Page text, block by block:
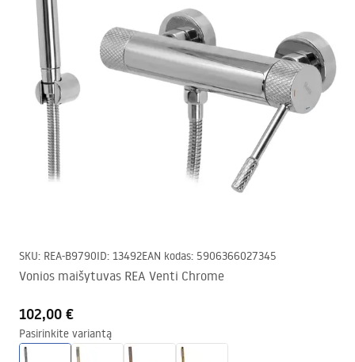
SKU: REA-B9790ID: 13492EAN kodas: 5906366027345
Vonios maišytuvas REA Venti Chrome
102,00 €
Pasirinkite variantą